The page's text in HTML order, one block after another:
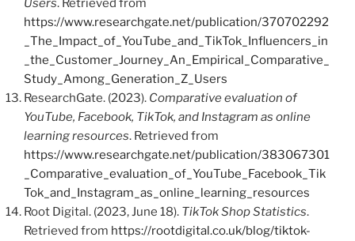
Users. Retrieved from
https://www.researchgate.net/publication/370702292
_The_Impact_of_YouTube_and_TikTok_Influencers_in
_the_Customer_Journey_An_Empirical_Comparative_
Study_Among_Generation_Z_Users
ResearchGate. (2023). Comparative evaluation of
YouTube, Facebook, TikTok, and Instagram as online
learning resources. Retrieved from
https://www.researchgate.net/publication/383067301
_Comparative_evaluation_of_YouTube_Facebook_Tik
Tok_and_Instagram_as_online_learning_resources
Root Digital. (2023, June 18). TikTok Shop Statistics.
Retrieved from https://rootdigital.co.uk/blog/tiktok-